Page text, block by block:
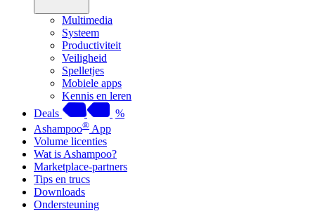
Multimedia
Systeem
Productiviteit
Veiligheid
Spelletjes
Mobiele apps
Kennis en leren
Deals
%
Ashampoo® App
Volume licenties
Wat is Ashampoo?
Marketplace-partners
Tips en trucs
Downloads
Ondersteuning